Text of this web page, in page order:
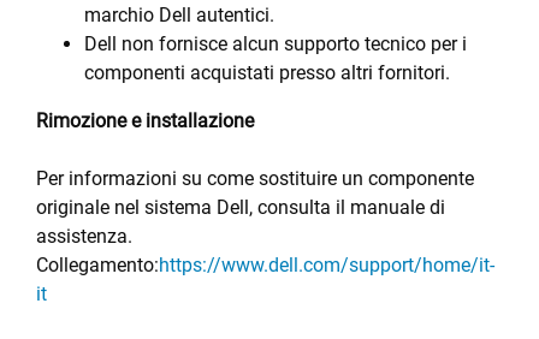
marchio Dell autentici.
Dell non fornisce alcun supporto tecnico per i
componenti acquistati presso altri fornitori.
Rimozione e installazione
Per informazioni su come sostituire un componente
originale nel sistema Dell, consulta il manuale di
assistenza.
Collegamento:https://www.dell.com/support/home/it-
it